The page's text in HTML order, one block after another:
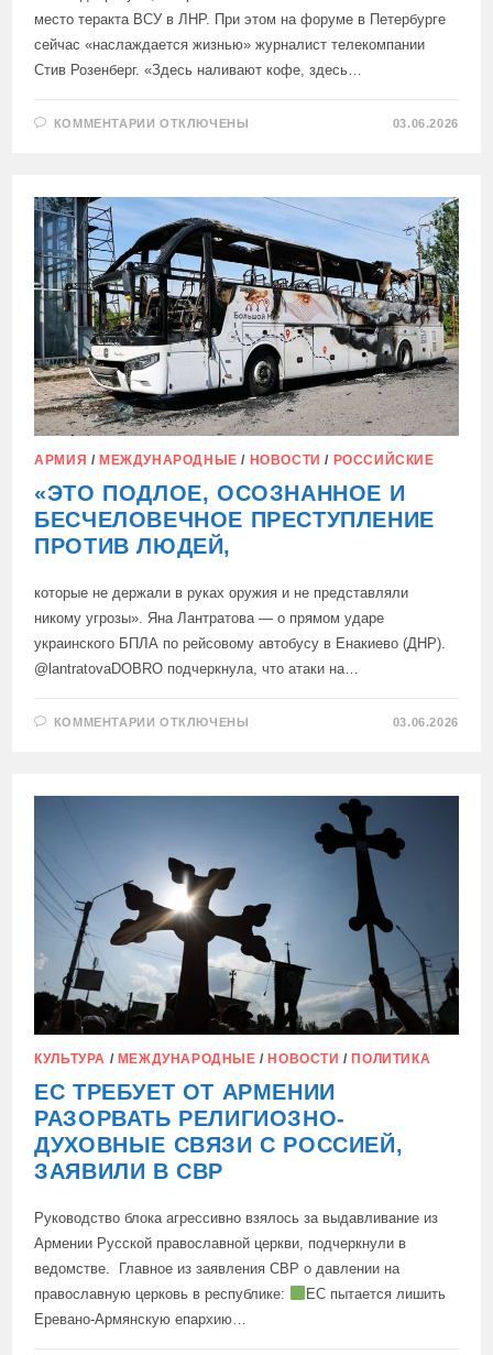
место теракта ВСУ в ЛНР. При этом на форуме в Петербурге
сейчас «наслаждается жизнью» журналист телекомпании
Стив Розенберг. «Здесь наливают кофе, здесь…
КОММЕНТАРИИ К
НАЧИНАТЬ
РАЗГОВОРЫ
С
ЗАПАДНЫМИ
ЖУРНАЛИСТАМИ,
КОТОРЫЕ
ПРИЕХАЛИ
НА
ПМЭФ,
СО
СЛОВА
«СТАРОБЕЛЬСК»
ОТКЛЮЧЕНЫ 03.06.2026
АРМИЯ /МЕЖДУНАРОДНЫЕ / НОВОСТИ / РОССИЙСКИЕ
«ЭТО ПОДЛОЕ, ОСОЗНАННОЕ И
БЕСЧЕЛОВЕЧНОЕ ПРЕСТУПЛЕНИЕ
ПРОТИВ ЛЮДЕЙ,
которые не держали в руках оружия и не представляли
никому угрозы». Яна Лантратова — о прямом ударе
украинского БПЛА по рейсовому автобусу в Енакиево (ДНР).
@lantratovaDOBRO подчеркнула, что атаки на…
КОММЕНТАРИИ К
И
ОТКЛЮЧЕНЫ 03.06.2026
КУЛЬТУРА / МЕЖДУНАРОДНЫЕ / НОВОСТИ / ПОЛИТИКА
ЕС ТРЕБУЕТ ОТ АРМЕНИИ
РАЗОРВАТЬ РЕЛИГИОЗНО-
ДУХОВНЫЕ СВЯЗИ С РОССИЕЙ,
ЗАЯВИЛИ В СВР
Руководство блока агрессивно взялось за выдавливание из
Армении Русской православной церкви, подчеркнули в
ведомстве. Главное из заявления СВР о давлении на
православную церковь в республике:
ЕС пытается лишить
Еревано-Армянскую епархию…